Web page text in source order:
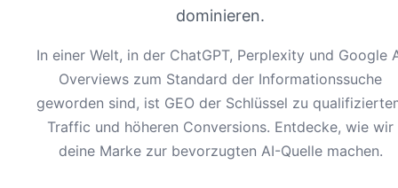
dominieren.
In einer Welt, in der ChatGPT, Perplexity und Google
Overviews zum Standard der Informationssuche
geworden sind, ist GEO der Schlüssel zu
Traffic und höheren Conversions. Entdecke, wie wir
deine Marke zur bevorzugten AI-Quelle machen.